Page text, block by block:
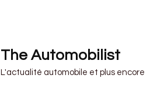
The Automobilist
L'actualité automobile et plus encore